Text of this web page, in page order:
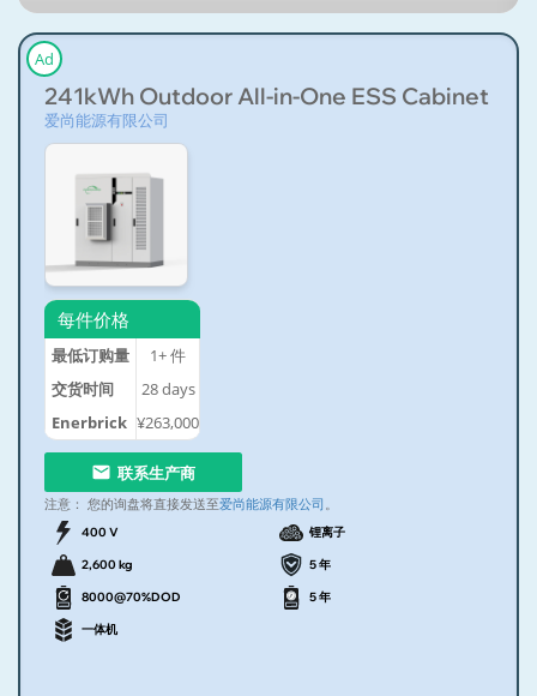
Ad
241kWh Outdoor All-in-One ESS Cabinet
爱尚能源有限公司
每件价格
最低订购量 1+件
交货时间
28days
Enerbrick ¥263,000
联系生产商
注意： 您的询盘将直接发送至爱尚能源有限公司 。
400 V 锂离子
2,600 kg 5 年
8000@70%DOD 5 年
一体机